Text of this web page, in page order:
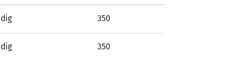
Kolpingstr. 24
350
350